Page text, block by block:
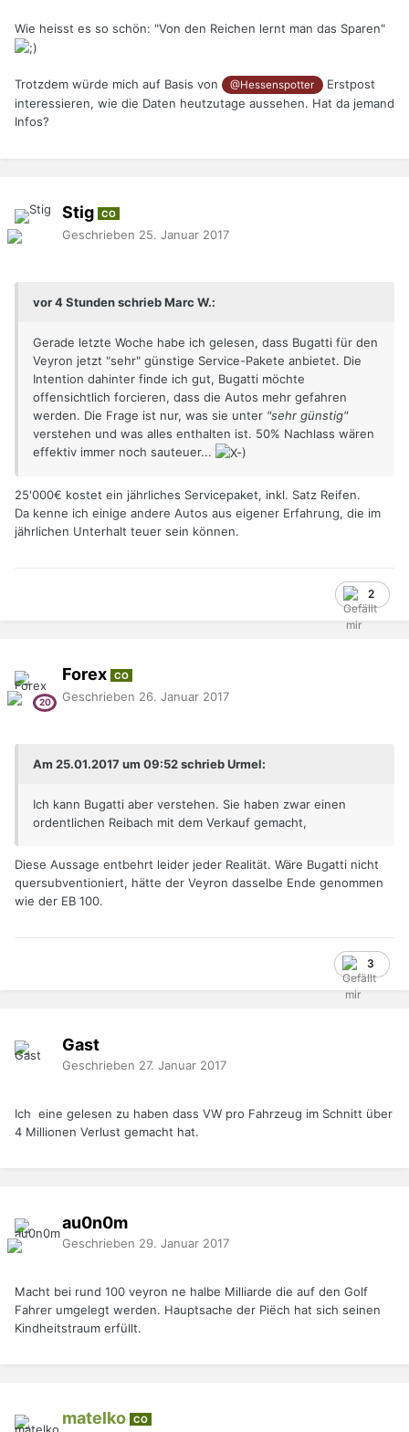
Wie heisst es so schön: "Von den Reichen lernt man das Sparen"
Trotzdem würde mich auf Basis von @Hessenspotter
Erstpost
interessieren, wie die Daten heutzutage aussehen. Hat da jemand
Infos?
Stig CO
Geschrieben 25. Januar 2017
vor 4 Stunden schrieb Marc W.:
Gerade letzte Woche habe ich gelesen, dass Bugatti für den
Veyron jetzt "sehr" günstige Service-Pakete anbietet. Die
Intention dahinter finde ich gut, Bugatti möchte
offensichtlich forcieren, dass die Autos mehr gefahren
werden. Die Frage ist nur, was sie unter "sehr günstig"
verstehen und was alles enthalten ist. 50% Nachlass wären
effektiv immer noch sauteuer...
25'000€ kostet ein jährliches Servicepaket, inkl. Satz Reifen.
Da kenne ich einige andere Autos aus eigener Erfahrung, die im
jährlichen Unterhalt teuer sein können.
2
Forex CO
Geschrieben 26. Januar 2017
Am ‎25‎.‎01‎.‎2017 um 09:52 schrieb Urmel:
Ich kann Bugatti aber verstehen. Sie haben zwar einen
ordentlichen Reibach mit dem Verkauf gemacht,
Diese Aussage entbehrt leider jeder Realität. Wäre Bugatti nicht
quersubventioniert, hätte der Veyron dasselbe Ende genommen
wie der EB 100.
3
Gast
Geschrieben 27. Januar 2017
Ich eine gelesen zu haben dass VW pro Fahrzeug im Schnitt über
4 Millionen Verlust gemacht hat.
au0n0m
Geschrieben 29. Januar 2017
Macht bei rund 100 veyron ne halbe Milliarde die auf den Golf
Fahrer umgelegt werden. Hauptsache der Piëch hat sich seinen
Kindheitstraum erfüllt.
matelko CO